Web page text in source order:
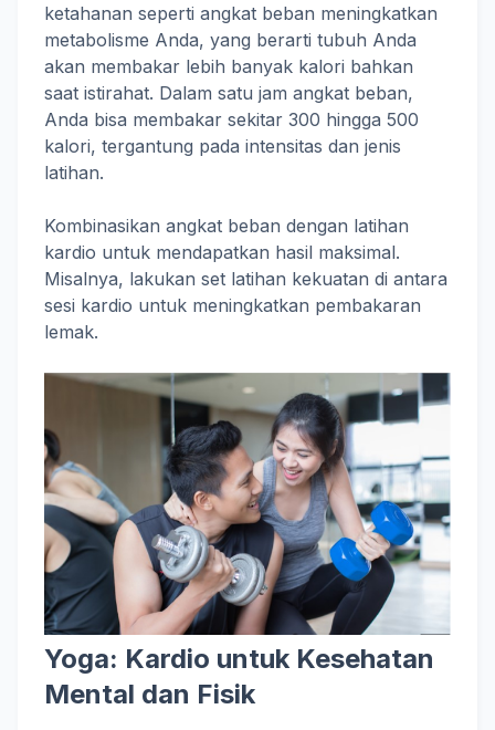
ketahanan seperti angkat beban meningkatkan
metabolisme Anda, yang berarti tubuh Anda
akan membakar lebih banyak kalori bahkan
saat istirahat. Dalam satu jam angkat beban,
Anda bisa membakar sekitar 300 hingga 500
kalori, tergantung pada intensitas dan jenis
latihan.
Kombinasikan angkat beban dengan latihan
kardio untuk mendapatkan hasil maksimal.
Misalnya, lakukan set latihan kekuatan di antara
sesi kardio untuk meningkatkan pembakaran
lemak.
Yoga: Kardio untuk Kesehatan
Mental dan Fisik